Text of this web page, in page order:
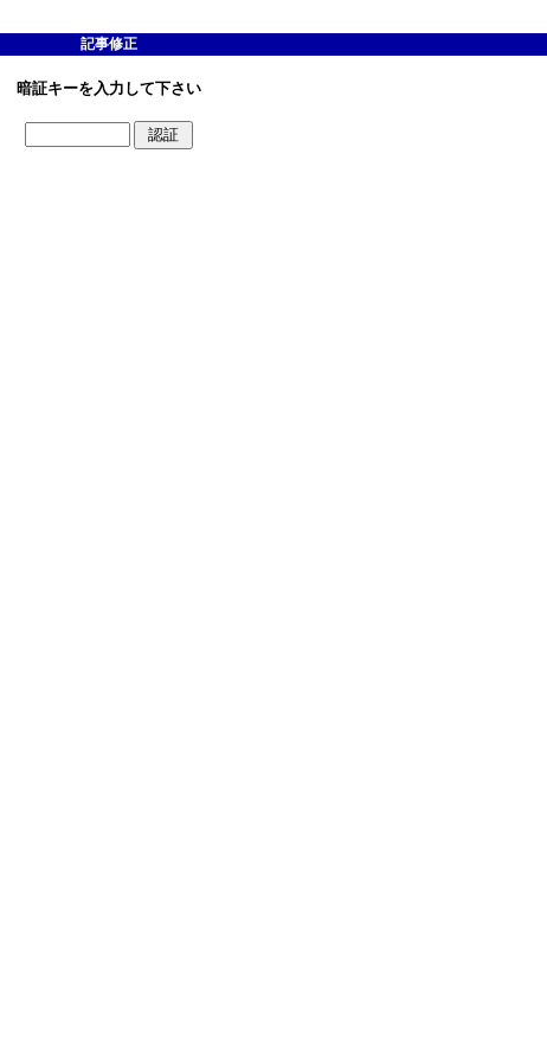
記事修正
暗証キーを入力して下さい